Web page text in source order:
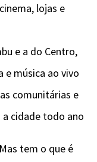
lojas e
e a do Centro,
e música ao vivo
comunitárias e
cidade todo ano
tem o que é